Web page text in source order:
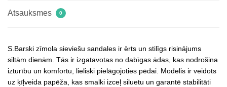
Atsauksmes 0
S.Barski zīmola sieviešu sandales ir ērts un stilīgs risinājums
siltām dienām. Tās ir izgatavotas no dabīgas ādas, kas nodrošina
izturību un komfortu, lieliski pielāgojoties pēdai. Modelis ir veidots
uz ķīļveida papēža, kas smalki izceļ siluetu un garantē stabilitāti